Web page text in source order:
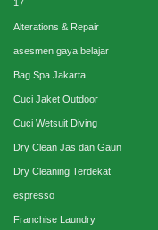
17
Alterations & Repair
asesmen gaya belajar
Bag Spa Jakarta
Cuci Jaket Outdoor
Cuci Wetsuit Diving
Dry Clean Jas dan Gaun
Dry Cleaning Terdekat
espresso
Franchise Laundry